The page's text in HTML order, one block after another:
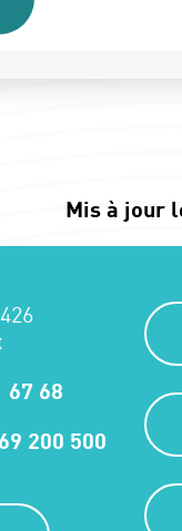
Mis à jour
67 68
200 500